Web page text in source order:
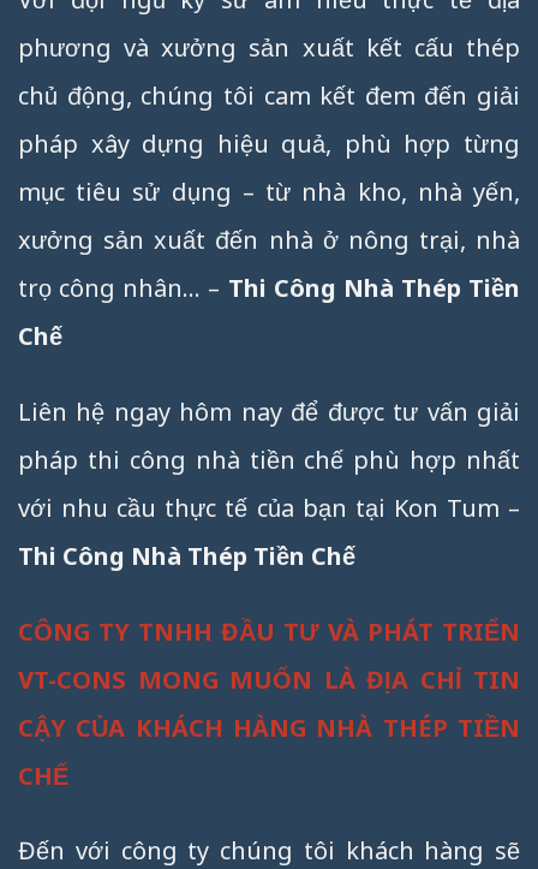
phương và xưởng sản xuất kết cấu thép
chủ động, chúng tôi cam kết đem đến giải
pháp xây dựng hiệu quả, phù hợp từng
mục tiêu sử dụng – từ nhà kho, nhà yến,
xưởng sản xuất đến nhà ở nông trại, nhà
trọ công nhân… – Thi Công Nhà Thép Tiền
Chế
Liên hệ ngay hôm nay để được tư vấn giải
pháp thi công nhà tiền chế phù hợp nhất
với nhu cầu thực tế của bạn tại Kon Tum –
Thi Công Nhà Thép Tiền Chế
CÔNG TY TNHH ĐẦU TƯ VÀ PHÁT TRIỂN
VT-CONS MONG MUỐN LÀ ĐỊA CHỈ TIN
CẬY CỦA KHÁCH HÀNG NHÀ THÉP TIỀN
CHẾ
Đến với công ty chúng tôi khách hàng sẽ